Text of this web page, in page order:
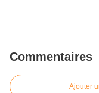
Commentaires
Ajouter